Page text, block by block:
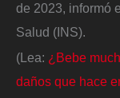
de 2023, informó
Salud (INS).
(Lea: ¿Bebe
daños que hace